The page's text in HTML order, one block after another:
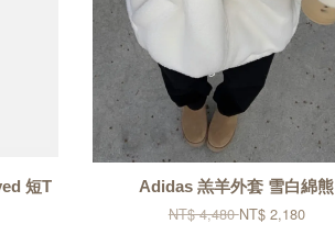
短T Adidas 羔羊外套 雪白綿熊
NT$ 4,480NT$ 2,180